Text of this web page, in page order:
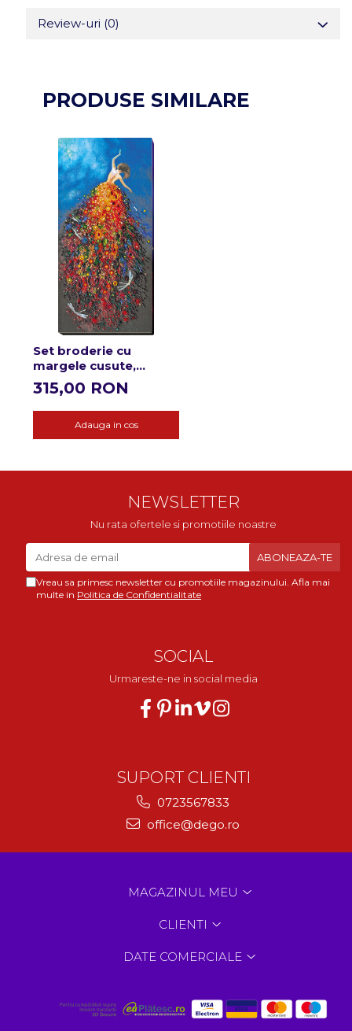
Review-uri (0)
PRODUSE SIMILARE
Set broderie cu
margele cusute,
Trezeste-ma..., 27
culori, 24x53 cm
315,00 RON
Adauga in cos
NEWSLETTER
Nu rata ofertele si promotiile noastre
Vreau sa primesc newsletter cu promotiile magazinului. Afla mai
multe in Politica de Confidentialitate
SOCIAL
Urmareste-ne in social media
SUPORT CLIENTI
0723567833
office@dego.ro
MAGAZINUL MEU
CLIENTI
DATE COMERCIALE